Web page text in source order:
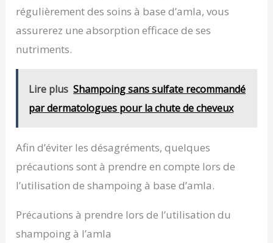
cheveux secs et crépus et aide à prévenir la
sécheresse et à limiter la formation de pellicules.
Favorise une croissance saine des cheveux, de
sorte que vos cheveux deviennent brillants et
cheveux brillants, sains, doux et beaux. Soyez le
centre de la foule
régulièrement des soins à base d’amla, vous
assurerez une absorption efficace de ses
nutriments.
Lire plus Shampoing sans sulfate recommandé
par dermatologues pour la chute de cheveux
Afin d’éviter les désagréments, quelques
précautions sont à prendre en compte lors de
l’utilisation de shampoing à base d’amla.
Précautions à prendre lors de l’utilisation du
shampoing à l’amla